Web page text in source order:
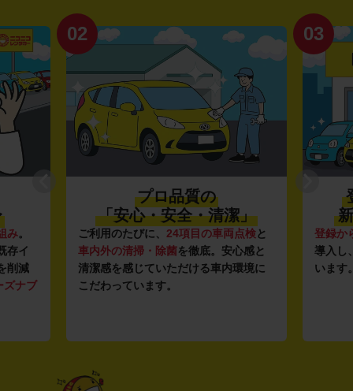
み。
存イ
削減
ズナブ
02
プロ品質の
「安心・安全・清潔」
ご利用のたびに、 24項目の車両点検と
車内外の清掃・除菌を徹底。安心感と
清潔感を感じていただける車内環境に
こだわっています。
03
登録か
導入し
います